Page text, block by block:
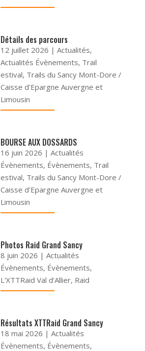
Détails des parcours
12 juillet 2026 |Actualités,
Actualités Évènements, Trail
estival, Trails du Sancy Mont-Dore /
Caisse d'Epargne Auvergne et
Limousin
BOURSE AUX DOSSARDS
16 juin 2026 |Actualités
Évènements, Évènements, Trail
estival, Trails du Sancy Mont-Dore /
Caisse d'Epargne Auvergne et
Limousin
Photos Raid Grand Sancy
8 juin 2026 |Actualités
Évènements, Évènements,
L'XTTRaid Val d'Allier, Raid
Résultats XTTRaid Grand Sancy
18 mai 2026 |Actualités
Évènements, Évènements,